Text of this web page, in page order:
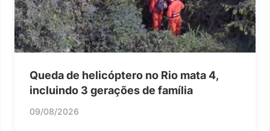
Queda de helicóptero no Rio mata 4,
incluindo 3 gerações de família
09/08/2026